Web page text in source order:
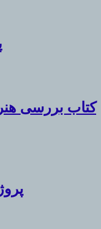
کتاب بررسی
.